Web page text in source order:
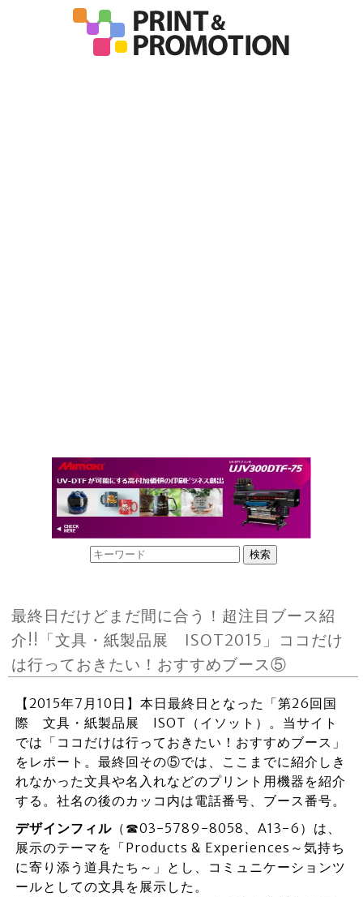
最終日だけどまだ間に合う！超注目ブース紹
介!!「文具・紙製品展 ISOT2015」ココだけ
は行っておきたい！おすすめブース⑤
【2015年7月10日】本日最終日となった「第26回国
際 文具・紙製品展 ISOT（イソット）。当サイト
では「ココだけは行っておきたい！おすすめブース」
をレポート。最終回その⑤では、ここまでに紹介しき
れなかった文具や名入れなどのプリント用機器を紹介
する。社名の後のカッコ内は電話番号、ブース番号。
デザインフィル（☎03-5789-8058、A13-6）は、
展示のテーマを「Products & Experiences～気持ち
に寄り添う道具たち～」とし、コミュニケーションツ
ールとしての文具を展示した。